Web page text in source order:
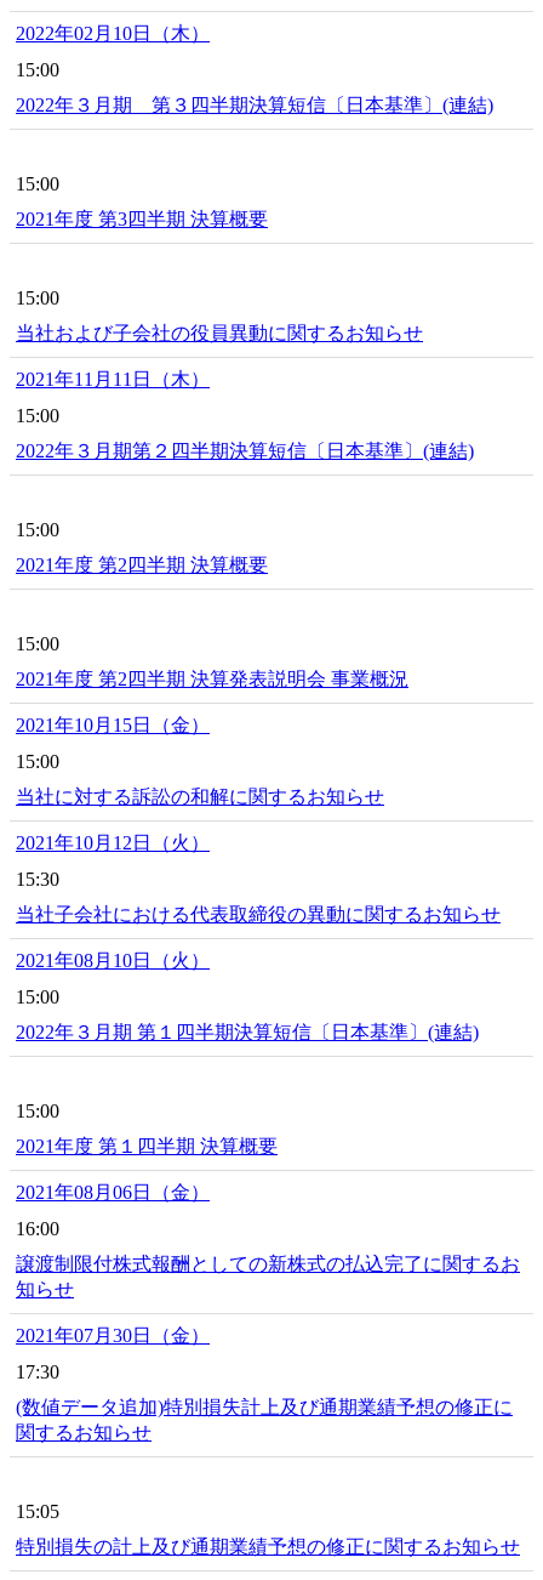
2022年02月10日（木）
15:00
2022年３月期 第３四半期決算短信〔日本基準〕(連結)
15:00
2021年度 第3四半期 決算概要
15:00
当社および子会社の役員異動に関するお知らせ
2021年11月11日（木）
15:00
2022年３月期第２四半期決算短信〔日本基準〕(連結)
15:00
2021年度 第2四半期 決算概要
15:00
2021年度 第2四半期 決算発表説明会 事業概況
2021年10月15日（金）
15:00
当社に対する訴訟の和解に関するお知らせ
2021年10月12日（火）
15:30
当社子会社における代表取締役の異動に関するお知らせ
2021年08月10日（火）
15:00
2022年３月期 第１四半期決算短信〔日本基準〕(連結)
15:00
2021年度 第１四半期 決算概要
2021年08月06日（金）
16:00
譲渡制限付株式報酬としての新株式の払込完了に関するお
知らせ
2021年07月30日（金）
17:30
(数値データ追加)特別損失計上及び通期業績予想の修正に
関するお知らせ
15:05
特別損失の計上及び通期業績予想の修正に関するお知らせ